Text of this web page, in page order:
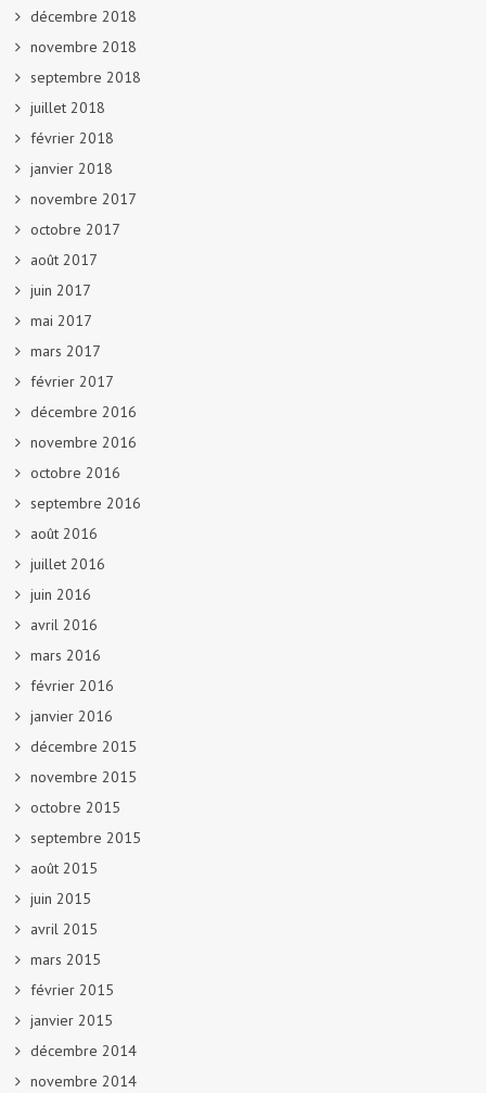
décembre 2018
novembre 2018
septembre 2018
juillet 2018
février 2018
janvier 2018
novembre 2017
octobre 2017
août 2017
juin 2017
mai 2017
mars 2017
février 2017
décembre 2016
novembre 2016
octobre 2016
septembre 2016
août 2016
juillet 2016
juin 2016
avril 2016
mars 2016
février 2016
janvier 2016
décembre 2015
novembre 2015
octobre 2015
septembre 2015
août 2015
juin 2015
avril 2015
mars 2015
février 2015
janvier 2015
décembre 2014
novembre 2014